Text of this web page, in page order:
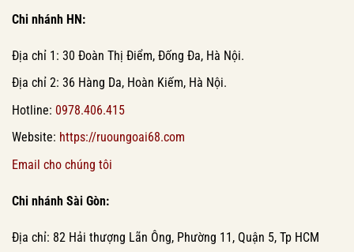
Chi nhánh HN:
Địa chỉ 1: 30 Đoàn Thị Điểm, Đống Đa, Hà Nội.
Địa chỉ 2: 36 Hàng Da, Hoàn Kiếm, Hà Nội.
Hotline: 0978.406.415
Website: https://ruoungoai68.com
Email cho chúng tôi
Chi nhánh Sài Gòn:
Địa chỉ: 82 Hải thượng Lãn Ông, Phường 11, Quận 5, Tp HCM